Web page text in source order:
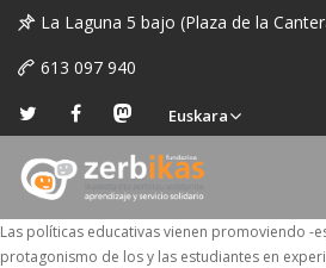
La Laguna 5 bajo (Plaza de la
613 097 940
Euskara
Las políticas educativas vienen promoviendo -
protagonismo de los y las estudiantes en